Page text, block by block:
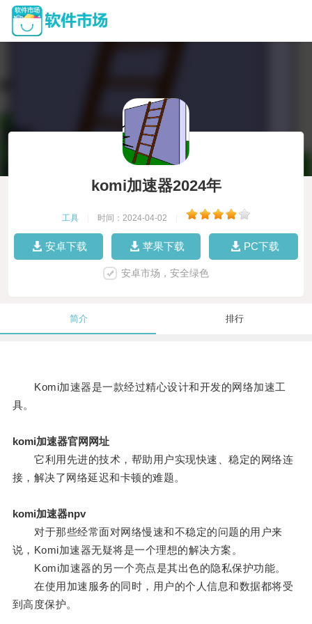
komi加速器2024年
工具 时间：2024-04-02
安卓下载 苹果下载 PC下载
安卓市场，安全绿色
简介 排行
Komi加速器是一款经过精心设计和开发的网络加速工
具。
komi加速器官网网址
它利用先进的技术，帮助用户实现快速、稳定的网络连
接，解决了网络延迟和卡顿的难题。
komi加速器npv
对于那些经常面对网络慢速和不稳定的问题的用户来
说，Komi加速器无疑将是一个理想的解决方案。
Komi加速器的另一个亮点是其出色的隐私保护功能。
在使用加速服务的同时，用户的个人信息和数据都将受
到高度保护。